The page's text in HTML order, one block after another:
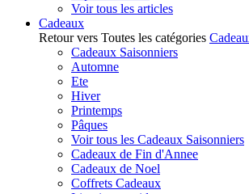
Voir tous les articles
Cadeaux
Retour vers Toutes les catégories
Cadeaux Saisonniers
Automne
Ete
Hiver
Printemps
Pâques
Voir tous les Cadeaux Saisonniers
Cadeaux de Fin d'Annee
Cadeaux de Noel
Coffrets Cadeaux